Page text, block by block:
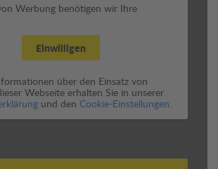
Werbung benötigen wir Ihre
Einwilligen
über den Einsatz von
Webseite erhalten Sie in unserer
und den Cookie-Einstellungen.